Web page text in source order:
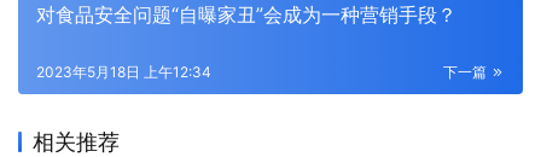
对食品安全问题“自曝家丑”会成为一种营销手段？
下一篇
2023年5月18日 上午12:34
相关推荐